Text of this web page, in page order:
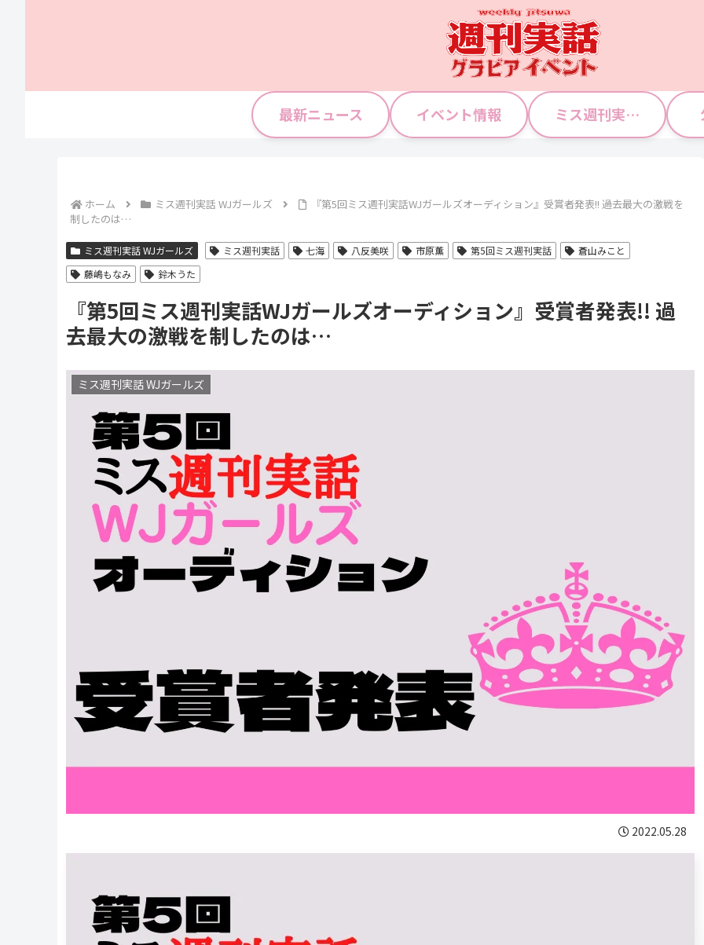
最新ニュース イベント情報 ミス週刊実話 WJガールズ
ホーム ミス週刊実話 WJガールズ
『第5回ミス週刊実話WJガールズオーディション』受賞者発表!! 過去最大の激戦を
制したのは…
ミス週刊実話 WJガールズ ミス週刊実話 七海 八反美咲 市原薫 第5回ミス週刊実話
蒼山みこと
藤嶋もなみ
鈴木うた
『第5回ミス週刊実話WJガールズオーディション』受賞者発表!! 過
去最大の激戦を制したのは…
ミス週刊実話 WJガールズ
2022.05.28